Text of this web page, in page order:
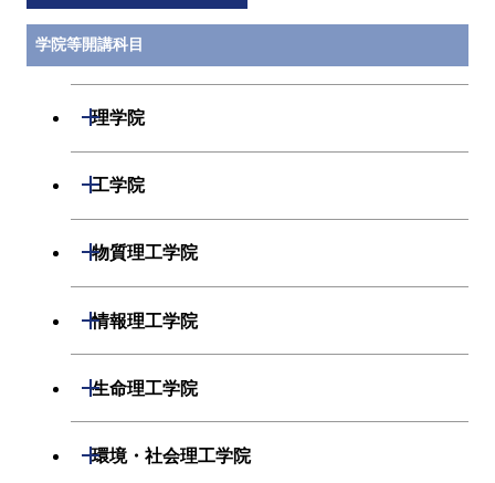
学院等開講科目
理学院
開閉
化学系
初年次専門科目
創造プロセス科目
工学院
開閉
機械系
電気電子系
経営工学系
物質理工学院
開閉
材料系
初年次専門科目
情報理工学院
開閉
数理・計算科学系
生命理工学院
開閉
生命理工学系
環境・社会理工学院
開閉